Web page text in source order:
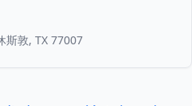
敦, TX 77007